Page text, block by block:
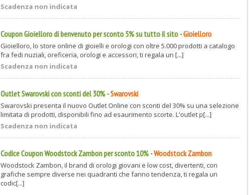
Scadenza non indicata
Coupon Gioielloro di benvenuto per sconto 5% su tutto il sito -Gioielloro
Gioielloro, lo store online di gioielli e orologi con oltre 5.000 prodotti a catalogo
fra fedi nuziali, oreficeria, orologi e accessori, ti regala un [...]
Scadenza non indicata
Outlet Swarovski con sconti del 30% -Swarovski
Swarovski presenta il nuovo Outlet Online con sconti del 30% su una selezione
limitata di prodotti, disponibili fino ad esaurimento scorte. L'outlet p[...]
Scadenza non indicata
Codice Coupon Woodstock Zambon per sconto 10% -Woodstock Zambon
Woodstock Zambon, il brand di orologi giovani e low cost, divertenti, con
grafiche sempre diverse nei quadranti che fanno tendenza, ti regala un
codic[...]